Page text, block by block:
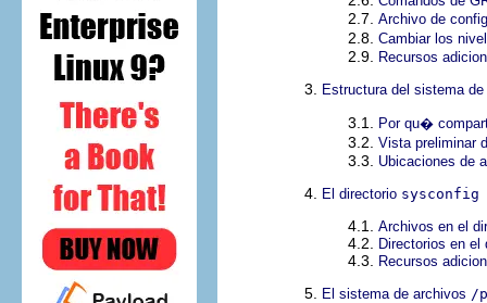
2.7. Archivo de
2.8. Cambiar los
2.9. Recursos
3. Estructura del sistema
3.1. Por qu�
3.2. Vista preliminar
3.3. Ubicaciones de
4. El directorio sysconfig
4.1. Archivos en el
4.2. Directorios en
4.3. Recursos
5. El sistema de archivos /